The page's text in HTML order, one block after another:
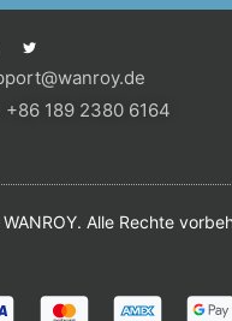
T
w
t
e
r
+86 189 2380 6164
Alle Rechte